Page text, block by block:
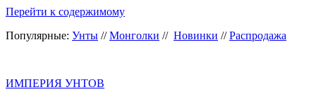
Перейти к содержимому
Популярные: Унты //Монголки // Новинки //Распродажа
ИМПЕРИЯ УНТОВ